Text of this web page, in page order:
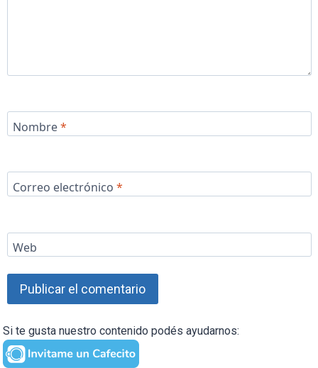
Nombre*
Correo electrónico *
Web
Si te gusta nuestro contenido podés ayudarnos: